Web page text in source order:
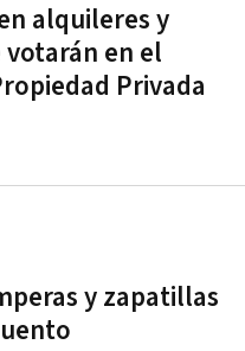
alquileres y
en el
Privada
y zapatillas